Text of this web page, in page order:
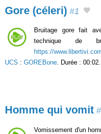
Gore (céleri) #1
Bruitage gore fait
technique de
https://
UCS : GOREBone. Durée : 00:02.
Homme qui vomit
Vomissement d'un